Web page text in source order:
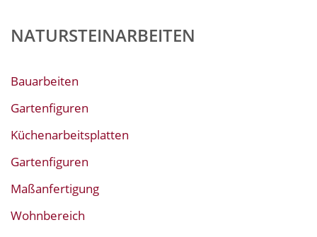
NATURSTEINARBEITEN
Bauarbeiten
Gartenfiguren
Küchenarbeitsplatten
Gartenfiguren
Maßanfertigung
Wohnbereich